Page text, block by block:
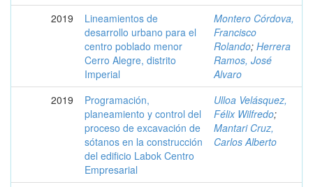
2019
Lineamientos de
desarrollo urbano para el
centro poblado menor
Cerro Alegre, distrito
Imperial
Montero Córdova,
Francisco
Rolando; Herrera
Ramos, José
Alvaro
2019
Programación,
planeamiento y control del
proceso de excavación de
sótanos en la construcción
del edificio Labok Centro
Empresarial
Ulloa Velásquez,
Félix Wilfredo;
Mantari Cruz,
Carlos Alberto